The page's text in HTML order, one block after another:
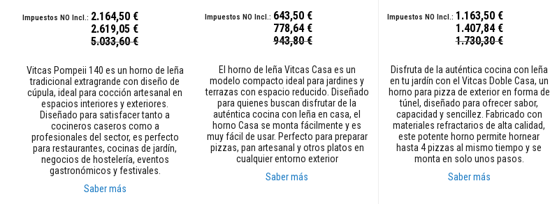
Ladrillos
Ladrillos
refractarios
antácidos
Textiles
resistentes
2.619,05 €
2.164,50 €
5.033,60 €
Vitcas Pompeii 140 es un horno de leña
tradicional extragrande con diseño de
cúpula, ideal para cocción artesanal en
espacios interiores y exteriores.
Diseñado para satisfacer tanto a
cocineros caseros como a
profesionales del sector, es perfecto
para restaurantes, cocinas de jardín,
negocios de hostelería, eventos
gastronómicos y festivales.
Saber más
778,64 €
643,50 €
943,80 €
El horno de leña Vitcas Casa es un
modelo compacto ideal para jardines y
terrazas con espacio reducido. Diseñado
para quienes buscan disfrutar de la
auténtica cocina con leña en casa, el
horno Casa se monta fácilmente y es
muy fácil de usar. Perfecto para preparar
pizzas, pan artesanal y otros platos en
cualquier entorno exterior
Saber más
1.407,84 €
1.163,50 €
1.730,30 €
Disfruta de la auténtica cocina con leña
en tu jardín con el Vitcas Doble Casa, un
horno para pizza de exterior en forma de
túnel, diseñado para ofrecer sabor,
capacidad y sencillez. Fabricado con
materiales refractarios de alta calidad,
este potente horno permite hornear
hasta 4 pizzas al mismo tiempo y se
monta en solo unos pasos.
Saber más